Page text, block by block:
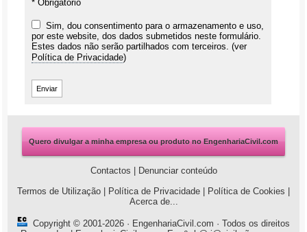
* Obrigatório
Sim, dou consentimento para o armazenamento e uso,
por este website, dos dados submetidos neste formulário.
Estes dados não serão partilhados com terceiros. (ver
Política de Privacidade)
Quero divulgar a minha empresa ou produto no EngenhariaCivil.com
Contactos
Denunciar conteúdo
Termos de Utilização
Política de Privacidade Política de Cookies
Acerca de...
Copyright © 2001-2026 · EngenhariaCivil.com · Todos os direitos